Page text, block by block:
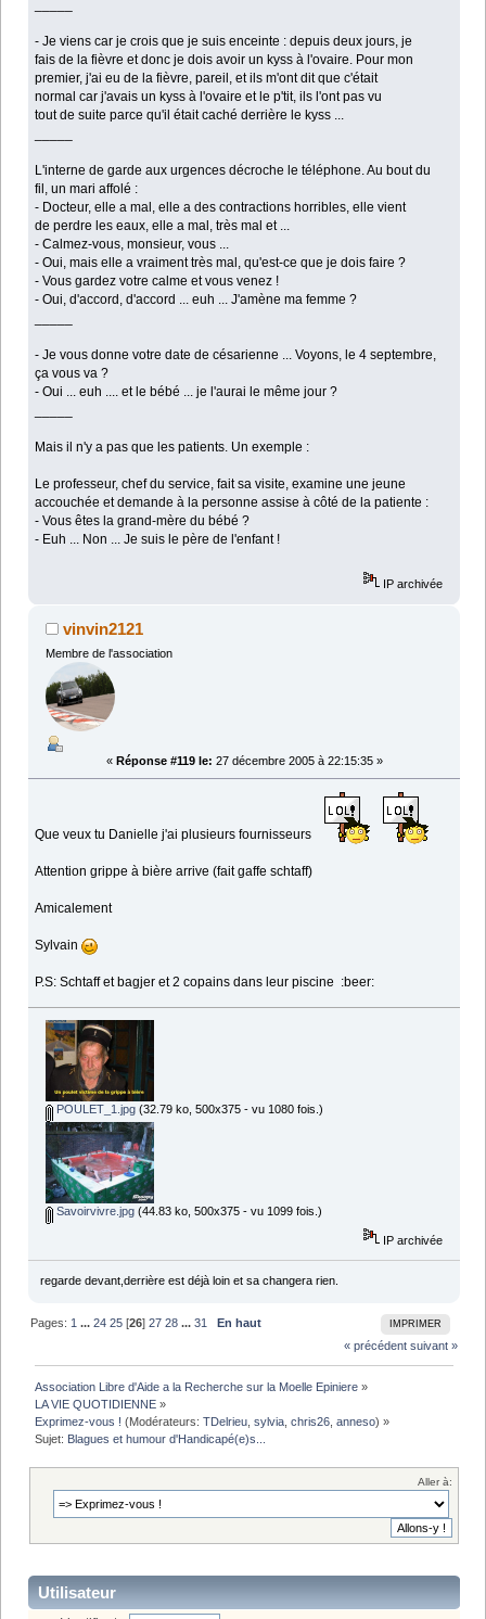
- Je viens car je crois que je suis enceinte : depuis deux jours, je
fais de la fièvre et donc je dois avoir un kyss à l'ovaire. Pour mon
premier, j'ai eu de la fièvre, pareil, et ils m'ont dit que c'était
normal car j'avais un kyss à l'ovaire et le p'tit, ils l'ont pas vu
tout de suite parce qu'il était caché derrière le kyss ...
L'interne de garde aux urgences décroche le téléphone. Au bout du
fil, un mari affolé :
- Docteur, elle a mal, elle a des contractions horribles, elle vient
de perdre les eaux, elle a mal, très mal et ...
- Calmez-vous, monsieur, vous ...
- Oui, mais elle a vraiment très mal, qu'est-ce que je dois faire ?
- Vous gardez votre calme et vous venez !
- Oui, d'accord, d'accord ... euh ... J'amène ma femme ?
- Je vous donne votre date de césarienne ... Voyons, le 4 septembre,
ça vous va ?
- Oui ... euh .... et le bébé ... je l'aurai le même jour ?
Mais il n'y a pas que les patients. Un exemple :
Le professeur, chef du service, fait sa visite, examine une jeune
accouchée et demande à la personne assise à côté de la patiente :
- Vous êtes la grand-mère du bébé ?
- Euh ... Non ... Je suis le père de l'enfant !
IP archivée
vinvin2121
Membre de l'association
« Réponse #119 le: 27 décembre 2005 à 22:15:35 »
Que veux tu Danielle j'ai plusieurs fournisseurs
Attention grippe à bière arrive (fait gaffe schtaff)
Amicalement
Sylvain
P.S: Schtaff et bagjer et 2 copains dans leur piscine :beer:
POULET_1.jpg(32.79 ko, 500x375 - vu 1080 fois.)
Savoirvivre.jpg(44.83 ko, 500x375 - vu 1099 fois.)
IP archivée
regarde devant,derrière est déjà loin et sa changera rien.
IMPRIMER
Pages: 1 ...24 25 [26]27 28 ...31
En haut
« précédent suivant »
Association Libre d'Aide a la Recherche sur la Moelle Epiniere »
LA VIE QUOTIDIENNE »
Exprimez-vous ! (Modérateurs:TDelrieu ,sylvia ,chris26 ,anneso) »
Sujet: Blagues et humour d'Handicapé(e)s...
Aller à:
Utilisateur